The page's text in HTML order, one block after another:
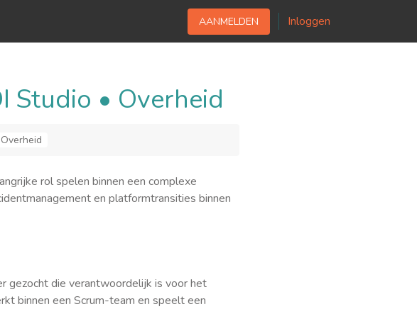
AANMELDEN Inloggen
Studio • Overheid
Overheid
rol spelen binnen een complexe
en platformtransities binnen
gezocht die verantwoordelijk is voor het
binnen een Scrum-team en speelt een